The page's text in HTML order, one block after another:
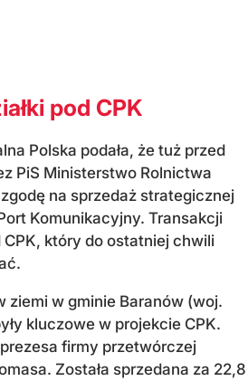
pod CPK
Polska podała, że tuż przed
PiS Ministerstwo Rolnictwa
na sprzedaż strategicznej
Komunikacyjny. Transakcji
CPK, który do ostatniej chwili
ziemi w gminie Baranów (woj.
kluczowe w projekcie CPK.
firmy przetwórczej
Została sprzedana za 22,8